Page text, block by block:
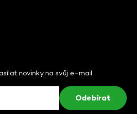
novinky na svůj e-mail